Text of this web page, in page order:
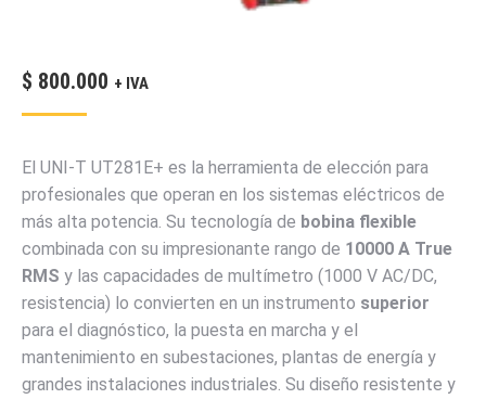
$ 800.000 + IVA
El UNI-T UT281E+ es la herramienta de elección para
profesionales que operan en los sistemas eléctricos de
más alta potencia. Su tecnología de bobina flexible
combinada con su impresionante rango de 10000 A True
RMS y las capacidades de multímetro (1000 V AC/DC,
resistencia) lo convierten en un instrumento superior
para el diagnóstico, la puesta en marcha y el
mantenimiento en subestaciones, plantas de energía y
grandes instalaciones industriales. Su diseño resistente y